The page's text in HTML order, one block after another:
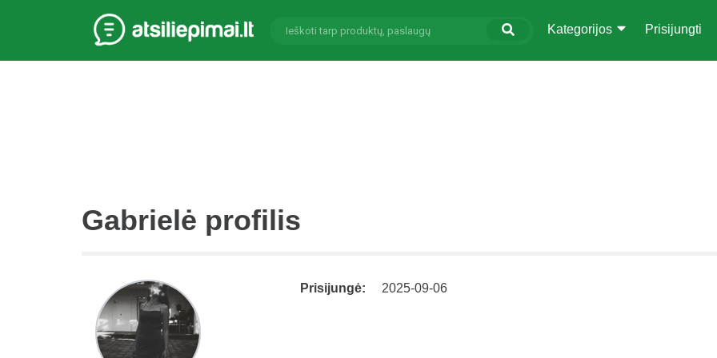
Kategorijos Prisijungti
Gabrielė profilis
Prisijungė: 2025-09-06